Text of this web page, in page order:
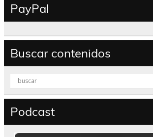
PayPal
Buscar contenidos
Podcast